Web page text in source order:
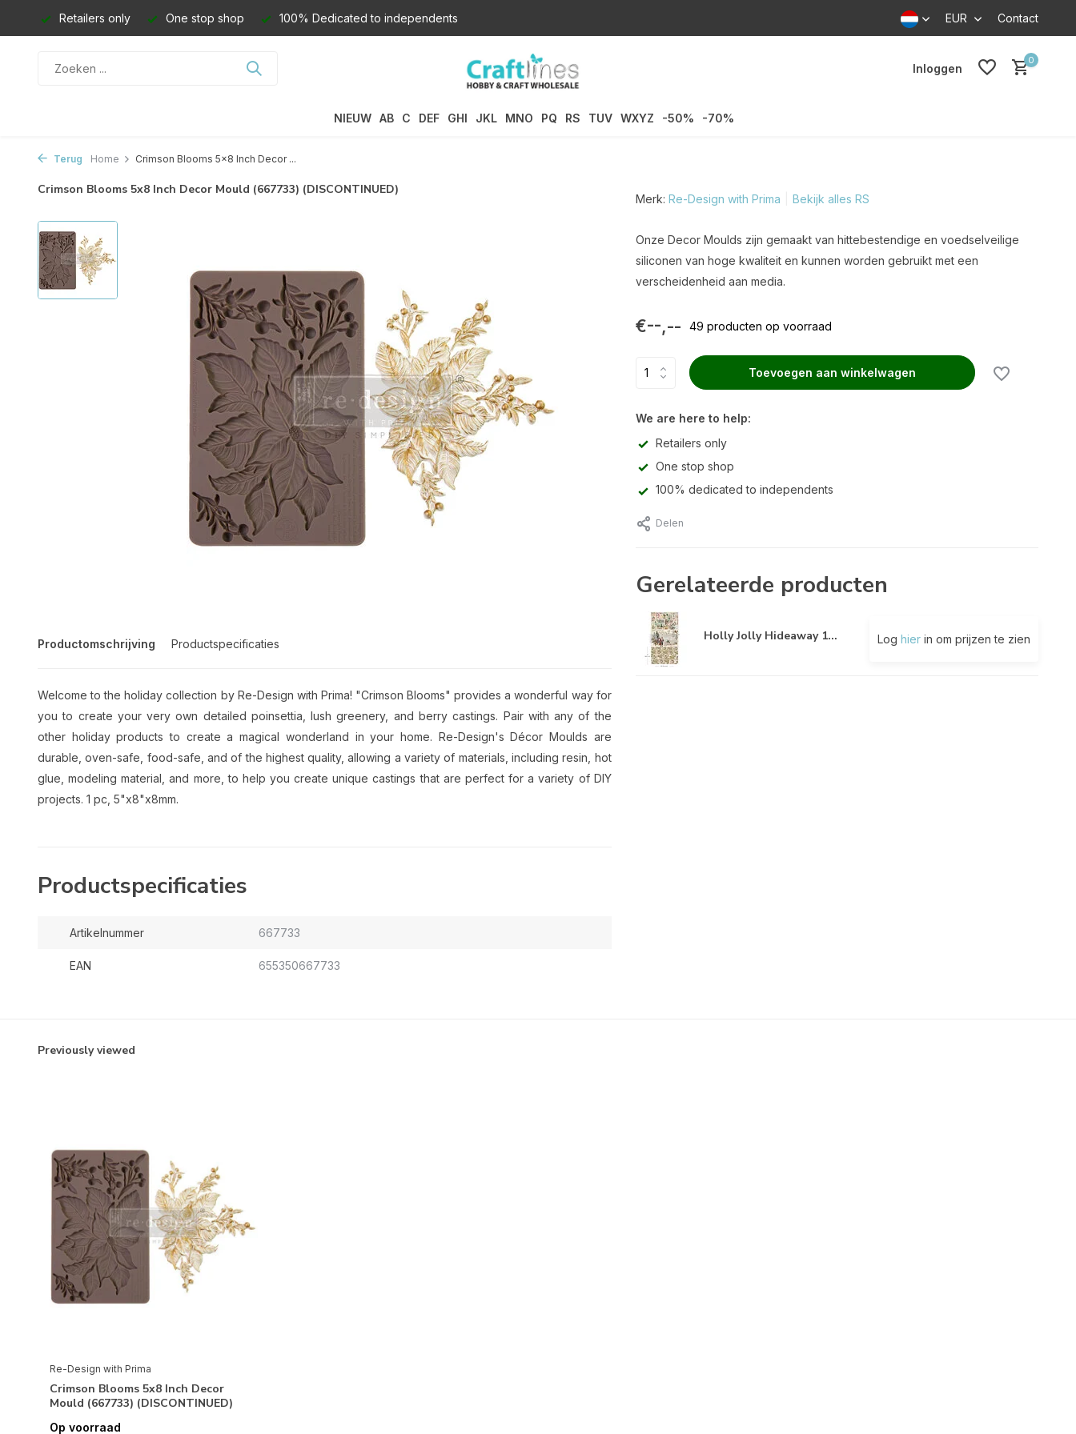
Retailers only One stop shop 100% Dedicated to independents EUR Contact
Inloggen
0
NIEUW AB C DEF GHI JKL MNO PQ RS TUV WXYZ -50% -70%
Terug Home Crimson Blooms 5x8 Inch Decor ...
Crimson Blooms 5x8 Inch Decor Mould (667733) (DISCONTINUED)
Productomschrijving Productspecificaties
Welcome to the holiday collection by Re-Design with Prima! "Crimson Blooms" provides a wonderful way for
you to create your very own detailed poinsettia, lush greenery, and berry castings. Pair with any of the
other holiday products to create a magical wonderland in your home. Re-Design's Décor Moulds are
durable, oven-safe, food-safe, and of the highest quality, allowing a variety of materials, including resin, hot
glue, modeling material, and more, to help you create unique castings that are perfect for a variety of DIY
projects. 1 pc, 5"x8"x8mm.
Productspecificaties
Artikelnummer 667733
EAN 655350667733
Merk: Re-Design with Prima Bekijk alles RS
Onze Decor Moulds zijn gemaakt van hittebestendige en voedselveilige
siliconen van hoge kwaliteit en kunnen worden gebruikt met een
verscheidenheid aan media.
€--,-- 49 producten op voorraad
Toevoegen aan winkelwagen
We are here to help:
Retailers only
One stop shop
100% dedicated to independents
Delen
Gerelateerde producten
Holly Jolly Hideaway 1... Log hierin om prijzen te zien
Previously viewed
Re-Design with Prima
Crimson Blooms 5x8 Inch Decor
Mould (667733) (DISCONTINUED)
Op voorraad